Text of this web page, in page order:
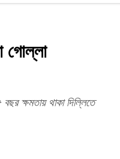
গোল্লা
ক্ষমতায় থাকা দিল্লিতে